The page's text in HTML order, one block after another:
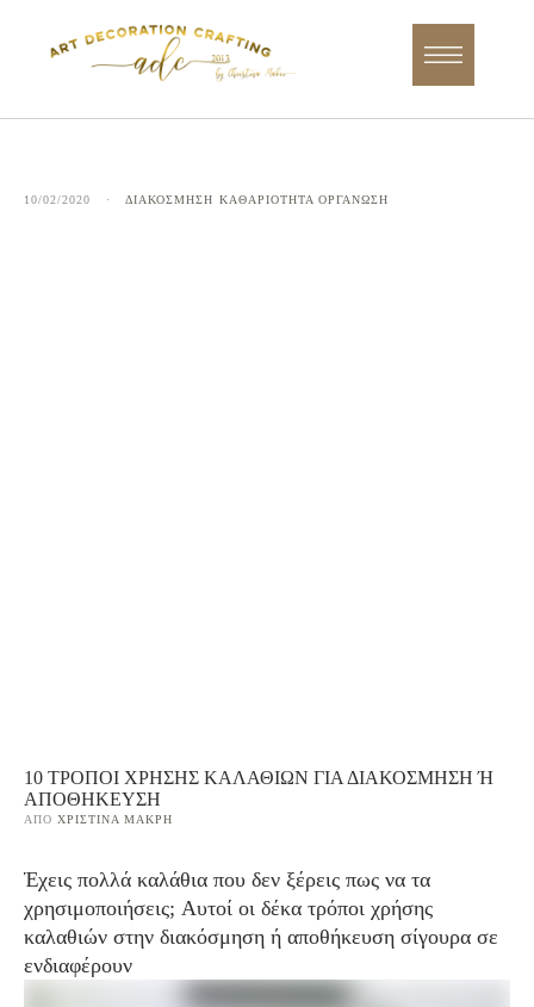
10/02/2020 · ΔΙΑΚΟΣΜΗΣΗ ΚΑΘΑΡΙΟΤΗΤΑ ΟΡΓΑΝΩΣΗ
10 ΤΡΌΠΟΙ ΧΡΉΣΗΣ ΚΑΛΑΘΙΏΝ ΓΙΑ ΔΙΑΚΌΣΜΗΣΗ Ή Α
ΠΟΘΉΚΕΥΣΗ
ΑΠΌ ΧΡΙΣΤΊΝΑ ΜΑΚΡΉ
Έχεις πολλά καλάθια που δεν ξέρεις πως να τα
χρησιμοποιήσεις; Αυτοί οι δέκα τρόποι χρήσης
καλαθιών στην διακόσμηση ή αποθήκευση σίγουρα σε
ενδιαφέρουν